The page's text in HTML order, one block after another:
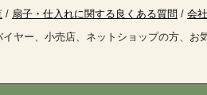
/ 扇子・仕入れに関する良くある質問 / 会
ヤー、小売店、ネットショップの方、お